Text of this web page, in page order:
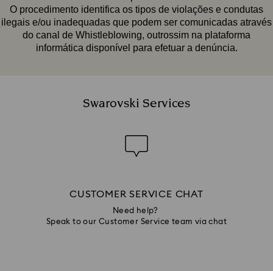
O procedimento identifica os tipos de violações e condutas
ilegais e/ou inadequadas que podem ser comunicadas através
do canal de Whistleblowing, outrossim na plataforma
informática disponível para efetuar a denúncia.
Swarovski Services
CUSTOMER SERVICE CHAT
Need help?
Speak to our Customer Service team via chat